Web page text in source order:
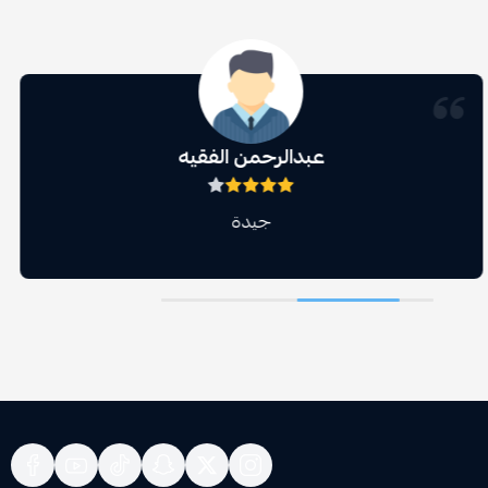
عبدالرحمن الفقيه
جيدة